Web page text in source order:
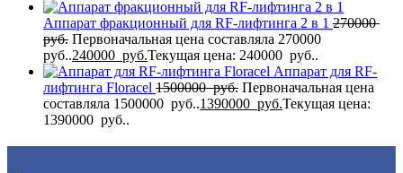
Аппарат фракционный для RF-лифтинга 2 в 1 270000
руб. Первоначальная цена составляла 270000
руб..240000 руб.Текущая цена: 240000 руб..
Аппарат для RF-
лифтинга Flоrасеl 1500000руб. Первоначальная цена
составляла 1500000 руб..1390000 руб.Текущая цена:
1390000 руб..